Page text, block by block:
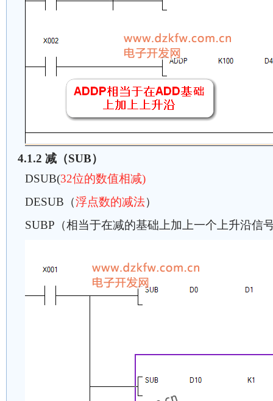
4.1.2 减（SUB）
DSUB(32位的数值相减)
DESUB（浮点数的减法）
SUBP（相当于在减的基础上加上一个上升沿信